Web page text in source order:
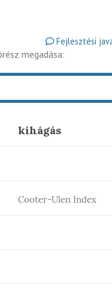
Fejlesztési
megadása:
kihágás
Cooter-Ulen Index